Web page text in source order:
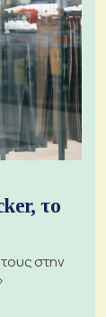
το
στην